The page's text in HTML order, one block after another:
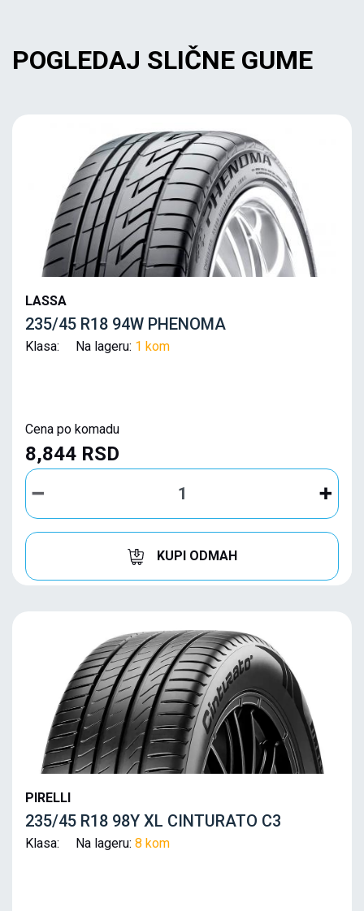
POGLEDAJ SLIČNE GUME
LASSA
235/45 R18 94W PHENOMA
Klasa: Na lageru: 1 kom
Cena po komadu
8,844 RSD
KUPI ODMAH
PIRELLI
235/45 R18 98Y XL CINTURATO C3
Klasa: Na lageru: 8 kom